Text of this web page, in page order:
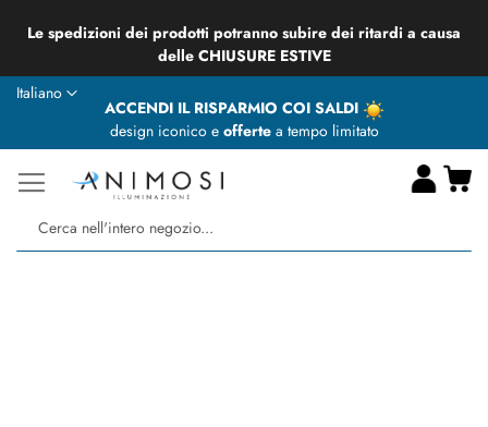
Le spedizioni dei prodotti potranno subire dei ritardi a causa
delle CHIUSURE ESTIVE
ACCENDI IL RISPARMIO COI SALDI
design iconico e offertea tempo limitato
Lingua
Italiano